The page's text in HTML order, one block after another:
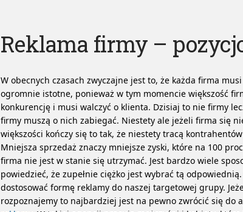
Reklama firmy –
W obecnych czasach zwyczajne jest to, że każda firma
ogromnie istotne, ponieważ w tym momencie większość
konkurencję i musi walczyć o klienta. Dzisiaj to nie firmy
firmy muszą o nich zabiegać. Niestety ale jeżeli firma się
większości kończy się to tak, że niestety tracą
Mniejsza sprzedaż znaczy mniejsze zyski, które na 100
firma nie jest w stanie się utrzymać. Jest bardzo wiele
powiedzieć, że zupełnie ciężko jest wybrać tą odpowiednią.
dostosować formę reklamy do naszej targetowej grupy.
rozpoznajemy to najbardziej jest na pewno zwrócić się do